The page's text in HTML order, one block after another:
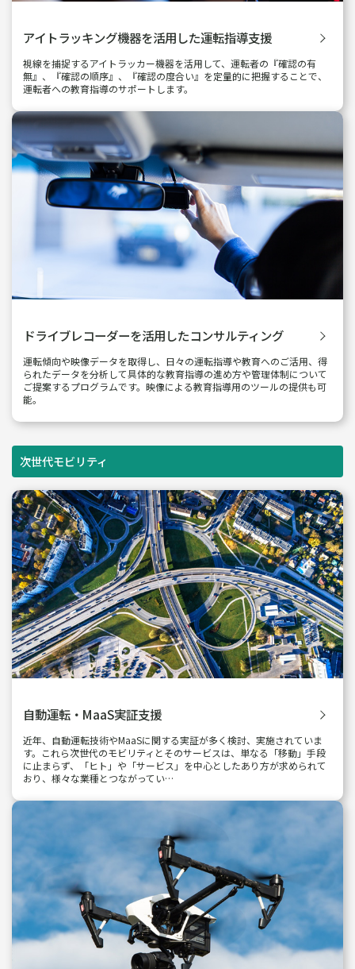
アイトラッキング機器を活用した運転指導支援
視線を捕捉するアイトラッカー機器を活用して、運転者の『確認の有
無』、『確認の順序』、『確認の度合い』を定量的に把握することで、
運転者への教育指導のサポートします。
ドライブレコーダーを活用したコンサルティング
運転傾向や映像データを取得し、日々の運転指導や教育へのご活用、得
られたデータを分析して具体的な教育指導の進め方や管理体制について
ご提案するプログラムです。映像による教育指導用のツールの提供も可
能。
次世代モビリティ
自動運転・MaaS実証支援
近年、自動運転技術やMaaSに関する実証が多く検討、実施されていま
す。これら次世代のモビリティとそのサービスは、単なる「移動」手段
に止まらず、「ヒト」や「サービス」を中心としたあり方が求められて
おり、様々な業種とつながってい…